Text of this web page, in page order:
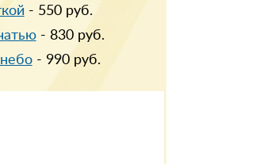
- 550руб.
- 830руб.
- 990руб.